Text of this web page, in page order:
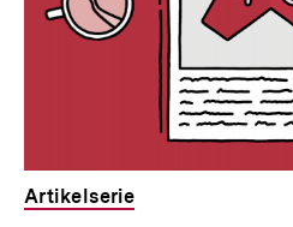
Artikelserie